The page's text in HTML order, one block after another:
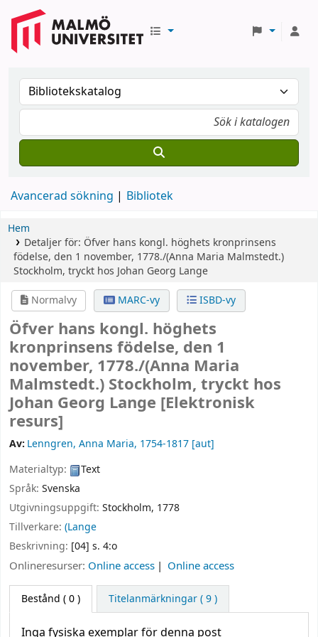
Avancerad sökning Bibliotek
Hem
Detaljer för: Öfver hans kongl. höghets kronprinsens
födelse, den 1 november, 1778./(Anna Maria Malmstedt.)
Stockholm, tryckt hos Johan Georg Lange
Normalvy
MARC-vy ISBD-vy
Öfver hans kongl. höghets
kronprinsens födelse, den 1
november, 1778./(Anna Maria
Malmstedt.) Stockholm, tryckt hos
Johan Georg Lange [Elektronisk
resurs]
Av: Lenngren, Anna Maria, 1754-1817 [aut]
Materialtyp:
Text
Språk: Svenska
Utgivningsuppgift: Stockholm, 1778
Tillverkare: (Lange
Beskrivning: [04] s. 4:o
Onlineresurser: Online access Online access
Bestånd ( 0 ) Titelanmärkningar ( 9 )
Inga fysiska exemplar för denna post